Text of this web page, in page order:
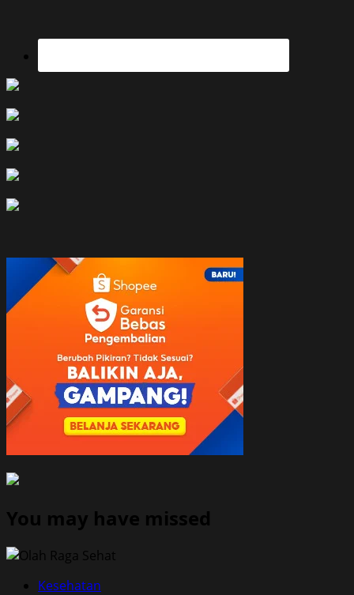
You may have missed
Kesehatan